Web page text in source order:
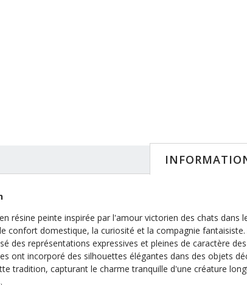
résine peinte inspirée par l'amour victorien des chats dans
confort domestique, la curiosité et la compagnie
des représentations expressives et pleines de caractère
ont incorporé des silhouettes élégantes dans des objets
tradition, capturant le charme tranquille d'une créature